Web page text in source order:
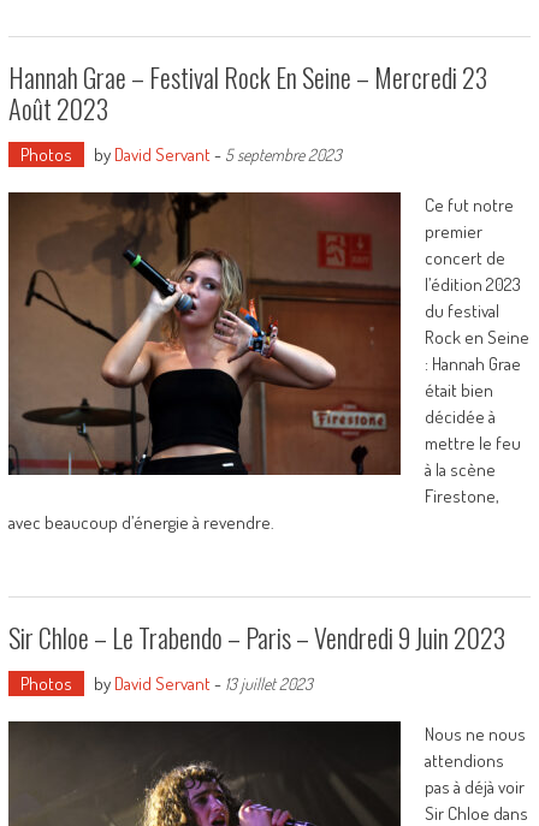
Hannah Grae – Festival Rock En Seine – Mercredi 23
Août 2023
Photos by David Servant- 5 septembre 2023
Ce fut notre
premier
concert de
l’édition 2023
du festival
Rock en Seine
: Hannah Grae
était bien
décidée à
mettre le feu
à la scène
Firestone,
avec beaucoup d’énergie à revendre.
Sir Chloe – Le Trabendo – Paris – Vendredi 9 Juin 2023
Photos by David Servant- 13 juillet 2023
Nous ne nous
attendions
pas à déjà voir
Sir Chloe dans